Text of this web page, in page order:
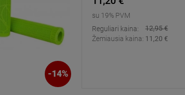
-14%
su 19% PVM
Reguliari kaina:
12,95 €
Žemiausia kaina: 11,20 €